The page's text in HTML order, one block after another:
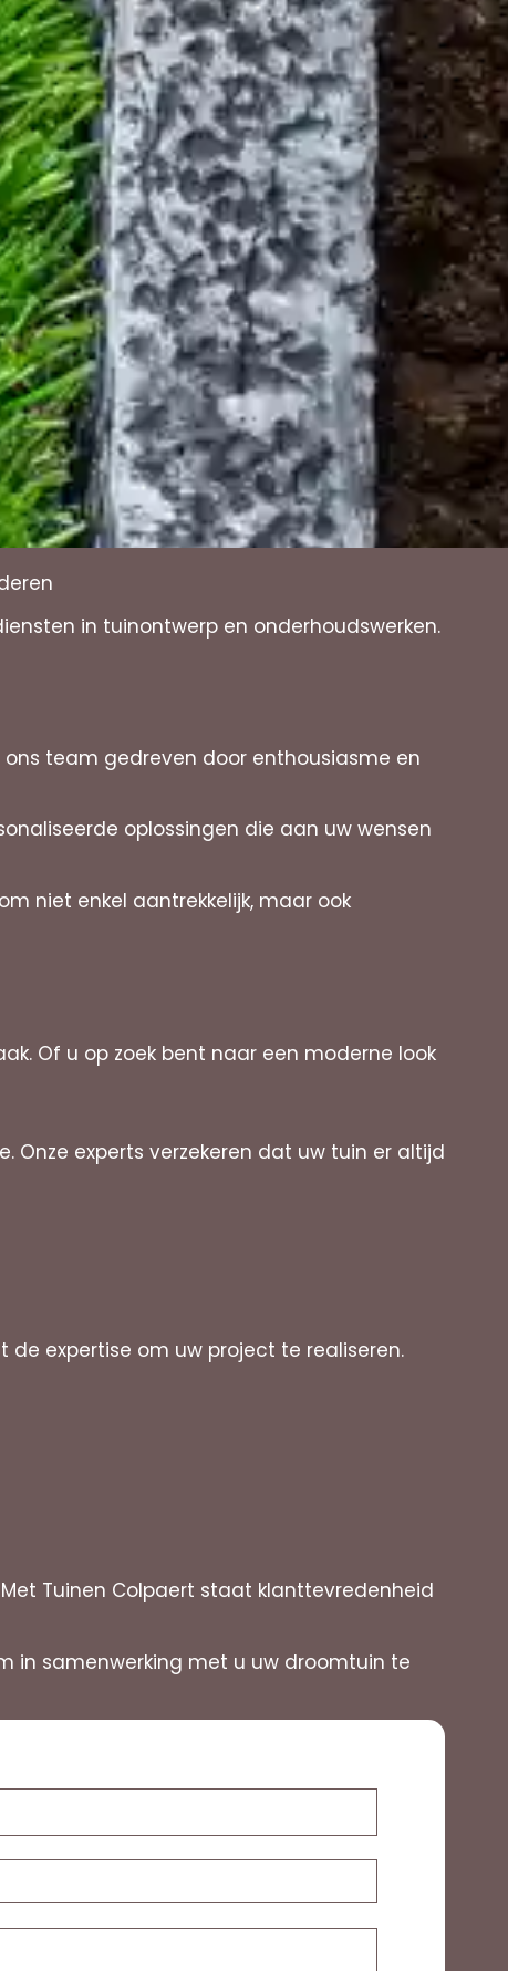
in tuinontwerp en onderhoudswerken.
team gedreven door enthousiasme en
oplossingen die aan uw wensen
niet enkel aantrekkelijk, maar ook
Of u op zoek bent naar een moderne look
Onze experts verzekeren dat uw tuin er altijd
expertise om uw project te realiseren.
Tuinen Colpaert staat klanttevredenheid
in samenwerking met u uw droomtuin te